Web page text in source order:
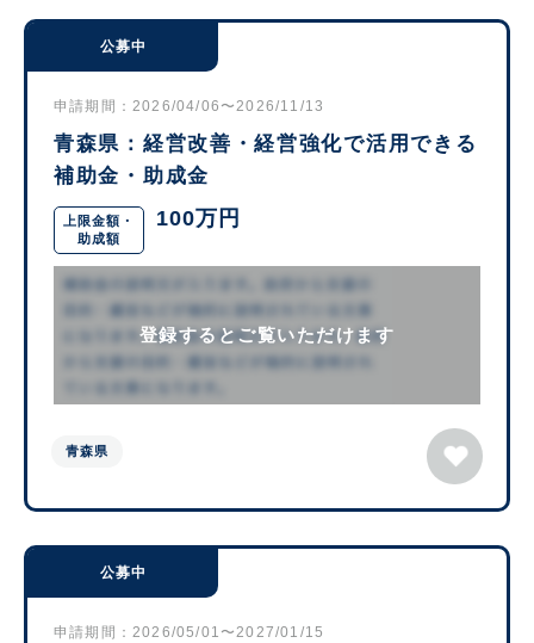
公募中
申請期間：2026/04/06〜2026/11/13
青森県：経営改善・経営強化で活用できる
補助金・助成金
上限金額・
助成額
100万円
登録するとご覧いただけます
青森県
公募中
申請期間：2026/05/01〜2027/01/15